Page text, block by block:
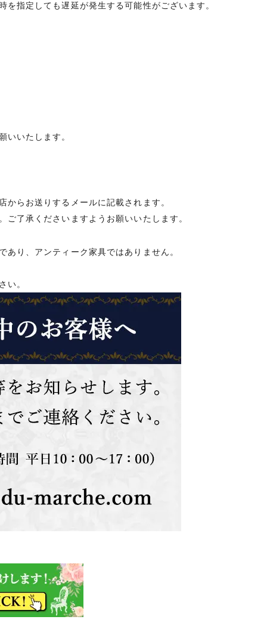
指定しても遅延が発生する可能性がございます。
いいたします。
らお送りするメールに記載されます。
了承くださいますようお願いいたします。
り、アンティーク家具ではありません。
い。